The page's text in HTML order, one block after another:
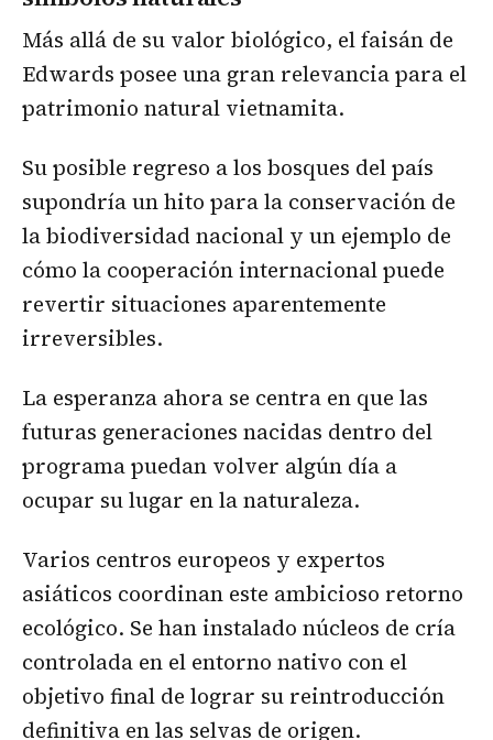
Más allá de su valor biológico, el faisán de
Edwards posee una gran relevancia para el
patrimonio natural vietnamita.
Su posible regreso a los bosques del país
supondría un hito para la conservación de
la biodiversidad nacional y un ejemplo de
cómo la cooperación internacional puede
revertir situaciones aparentemente
irreversibles.
La esperanza ahora se centra en que las
futuras generaciones nacidas dentro del
programa puedan volver algún día a
ocupar su lugar en la naturaleza.
Varios centros europeos y expertos
asiáticos coordinan este ambicioso retorno
ecológico. Se han instalado núcleos de cría
controlada en el entorno nativo con el
objetivo final de lograr su reintroducción
definitiva en las selvas de origen.